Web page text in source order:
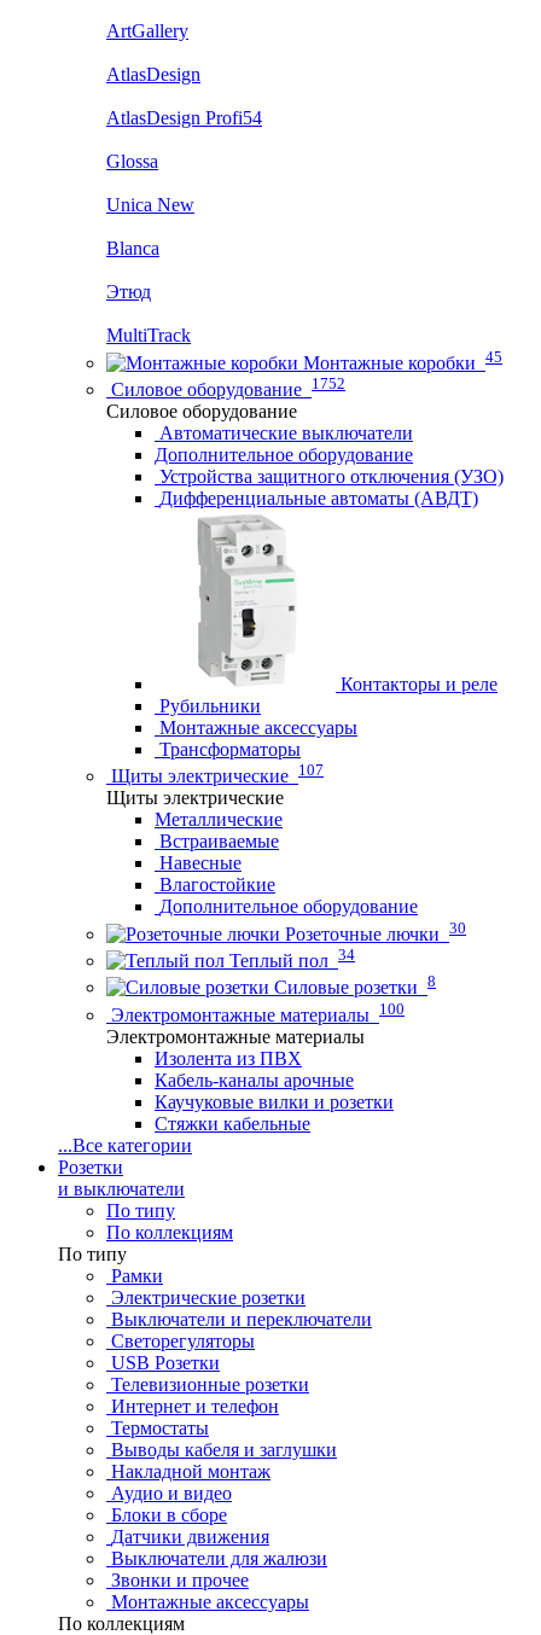
ArtGallery
AtlasDesign
AtlasDesign Profi54
Glossa
Unica New
Blanca
Этюд
MultiTrack
Монтажные коробки 45
Силовое оборудование 1752
Силовое оборудование
Автоматические выключатели
Дополнительное оборудование
Устройства защитного отключения (УЗО)
Дифференциальные автоматы (АВДТ)
Контакторы и реле
Рубильники
Монтажные аксессуары
Трансформаторы
Щиты электрические 107
Щиты электрические
Металлические
Встраиваемые
Навесные
Влагостойкие
Дополнительное оборудование
Розеточные лючки 30
Теплый пол 34
Силовые розетки 8
Электромонтажные материалы 100
Электромонтажные материалы
Изолента из ПВХ
Кабель-каналы арочные
Каучуковые вилки и розетки
Стяжки кабельные
...Все категории
Розетки
и выключатели
По типу
По коллекциям
По типу
Рамки
Электрические розетки
Выключатели и переключатели
Светорегуляторы
USB Розетки
Телевизионные розетки
Интернет и телефон
Термостаты
Выводы кабеля и заглушки
Накладной монтаж
Аудио и видео
Блоки в сборе
Датчики движения
Выключатели для жалюзи
Звонки и прочее
Монтажные аксессуары
По коллекциям